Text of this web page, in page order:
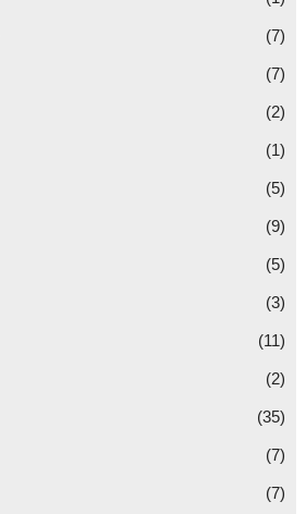
(7)
(7)
(2)
(1)
(5)
(9)
(5)
(3)
(11)
(2)
(35)
(7)
(7)